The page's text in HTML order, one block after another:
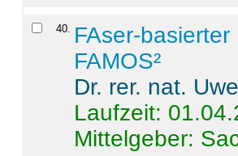
40. FAser-
FAMOS²
Dr. rer. nat.
Laufzeit:
Mittelgeber: